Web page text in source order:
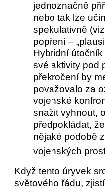
jednoznačně
nebo tak lze
spekulativně
popření –
Hybridní
své aktivity pod
překročení by
považovalo za
vojenské
snažit vyhnout,
předpokládat,
nějaké podobě
vojenských
Když tento úryvek
světového řádu,